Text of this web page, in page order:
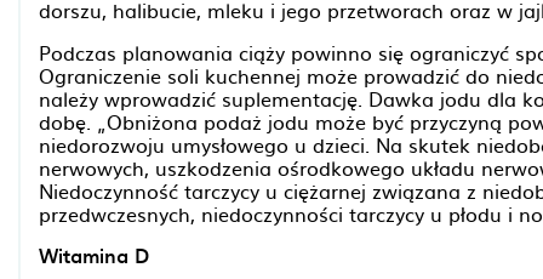
dorszu, halibucie, mleku i jego przetworach oraz w
Podczas planowania ciąży powinno się ograniczyć
Ograniczenie soli kuchennej może prowadzić do
należy wprowadzić suplementację. Dawka jodu dla
dobę. „Obniżona podaż jodu może być przyczyną
niedorozwoju umysłowego u dzieci. Na skutek
nerwowych, uszkodzenia ośrodkowego układu
Niedoczynność tarczycy u ciężarnej związana z
przedwczesnych, niedoczynności tarczycy u płodu i
Witamina D